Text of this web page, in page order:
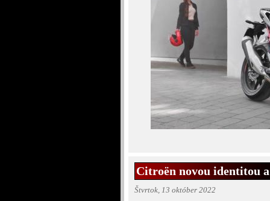
Citroën novou identitou
Štvrtok, 13 október 2022